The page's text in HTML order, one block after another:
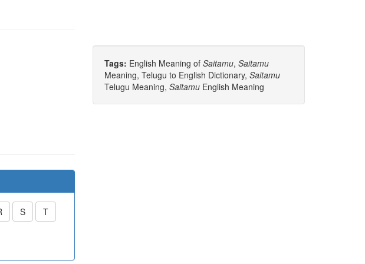
S T
Tags: English Meaning of Saitamu, Saitamu
Meaning, Telugu to English Dictionary, Saitamu
Telugu Meaning, Saitamu English Meaning